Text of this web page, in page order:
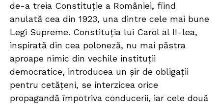
de-a treia Constituție a României, fiind
anulată cea din 1923, una dintre cele mai bune
Legi Supreme. Constituția lui Carol al II-lea,
inspirată din cea poloneză, nu mai păstra
aproape nimic din vechile instituții
democratice, introducea un șir de obligații
pentru cetățeni, se interzicea orice
propagandă împotriva conducerii, iar cele două